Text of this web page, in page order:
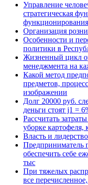
Управление
стратегическая
Организация
Особенности и
политики в
Жизненный цикл
менеджмента на
Какой метод
предметов,
изображении
Долг 20000 руб.
деньги стоят j1 =
Рассчитать
уборке
Власть и
Предприниматель
обеспечить себе
тыс
При тяжелых
все